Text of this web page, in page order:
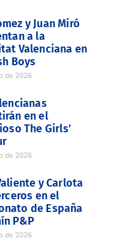
y Juan Miró
a la
Valenciana en
Boys
de 2026
en el
The Girls’
de 2026
y Carlota
en el
de España
P&P
de 2026